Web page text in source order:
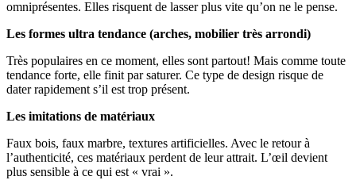
omniprésentes. Elles risquent de lasser plus vite qu’on ne le pense.
Les formes ultra tendance (arches, mobilier très arrondi)
Très populaires en ce moment, elles sont partout! Mais comme toute
tendance forte, elle finit par saturer. Ce type de design risque de
dater rapidement s’il est trop présent.
Les imitations de matériaux
Faux bois, faux marbre, textures artificielles. Avec le retour à
l’authenticité, ces matériaux perdent de leur attrait. L’œil devient
plus sensible à ce qui est « vrai ».